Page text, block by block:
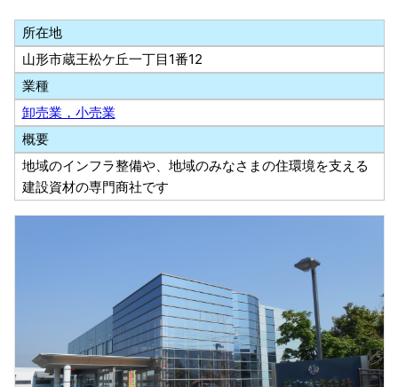
所在地
山形市蔵王松ケ丘一丁目1番12
業種
卸売業，小売業
概要
地域のインフラ整備や、地域のみなさまの住環境を支える
建設資材の専門商社です